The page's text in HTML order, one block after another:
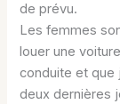
de prévu.
Les femmes
louer une
conduite et que
deux dernières